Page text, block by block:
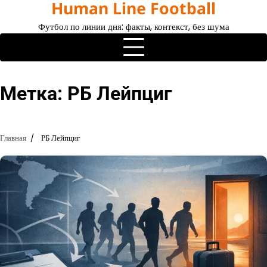
содержимому
Human Line Football
Футбол по линии дня: факты, контекст, без шума
Метка: РБ Лейпциг
Главная РБ Лейпциг